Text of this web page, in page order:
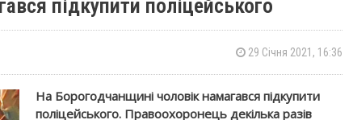
підкупити поліцейського
29 Січня 2021, 16:36
На Борогодчанщині чоловік намагався підкупити
поліцейського. Правоохоронець декілька разів